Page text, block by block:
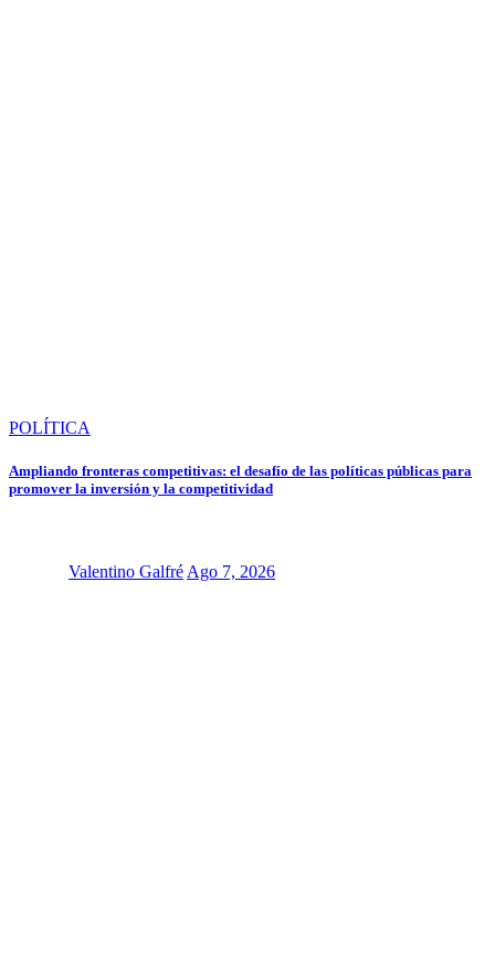
POLÍTICA
Ampliando fronteras competitivas: el desafío de las políticas públicas para
promover la inversión y la competitividad
Valentino Galfré Ago 7, 2026